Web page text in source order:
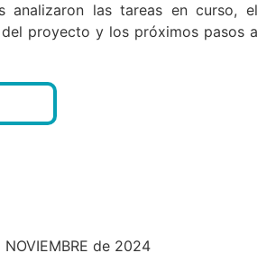
analizaron las tareas en curso, el
proyecto y los próximos pasos a
de 2024